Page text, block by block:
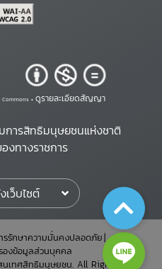
• ดูรายละเอียดสัญญา
ารสิทธิมนุษยชนแห่งชาติ
งทางราชการ
เว็บไซต์
รรักษาความมั่นคงปลอดภัย
องข้อมูลส่วนบุคคล
ทศสิทธิมนุษยชน. All Rights